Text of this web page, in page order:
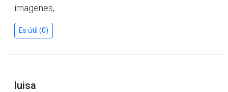
imagenes,
Es útil (0)
luisa